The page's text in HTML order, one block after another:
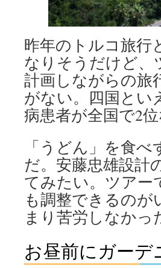
昨年のトルコ旅行
なりそうだけど、
計画しながらの旅
がない。四国とい
病患者が全国で2
「うどん」を食
だ。安藤忠雄設計
てみたい。ツアー
も調整できるの
まり苦労しなか
お昼前にガーデ